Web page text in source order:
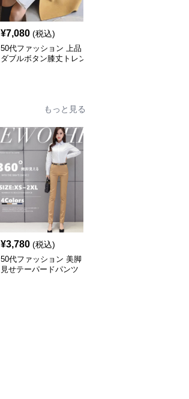
¥7,080 (税込)
50代ファッション 上品
ダブルボタン膝丈トレン
もっと見る
¥3,780 (税込)
50代ファッション 美脚
見せテーパードパンツ